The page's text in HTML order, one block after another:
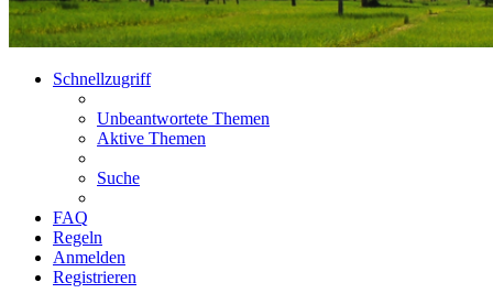
Schnellzugriff
Unbeantwortete Themen
Aktive Themen
Suche
FAQ
Regeln
Anmelden
Registrieren